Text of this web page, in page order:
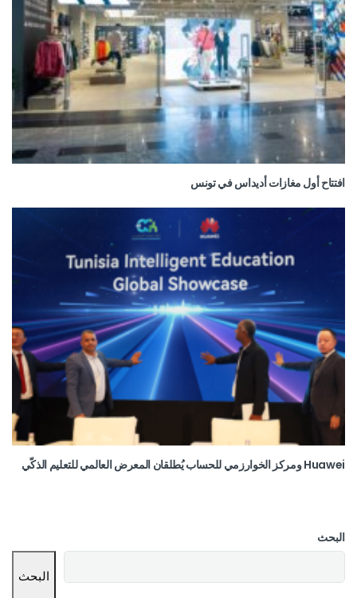
افتتاح أول مغازات أديداس في تونس
Huawei ومركز الخوارزمي للحساب يُطلقان المعرض العالمي للتعليم الذكّي
البحث
البحث